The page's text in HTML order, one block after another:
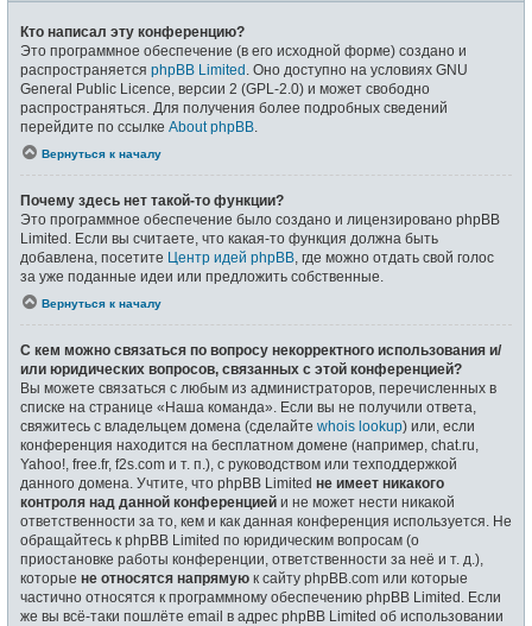
Кто написал эту конференцию?
Это программное обеспечение (в его исходной форме) создано и
распространяется phpBB Limited . Оно доступно на условиях GNU
General Public Licence, версии 2 (GPL-2.0) и может свободно
распространяться. Для получения более подробных сведений
перейдите по ссылке About phpBB
Вернуться к началу
Почему здесь нет такой-то функции?
Это программное обеспечение было создано и лицензировано phpBB
Limited. Если вы считаете, что какая-то функция должна быть
добавлена, посетите Центр идей phpBB , где можно отдать свой голос
за уже поданные идеи или предложить собственные.
Вернуться к началу
С кем можно связаться по вопросу некорректного использования и/
или юридических вопросов, связанных с этой конференцией?
Вы можете связаться с любым из администраторов, перечисленных в
списке на странице «Наша команда». Если вы не получили ответа,
свяжитесь с владельцем домена (сделайте whois lookup) или, если
конференция находится на бесплатном домене (например, chat.ru,
Yahoo!, free.fr, f2s.com и т. п.), с руководством или техподдержкой
данного домена. Учтите, что phpBB Limited не имеет никакого
контроля над данной конференцией и не может нести никакой
ответственности за то, кем и как данная конференция используется. Не
обращайтесь к phpBB Limited по юридическим вопросам (о
приостановке работы конференции, ответственности за неё и т. д.),
которые не относятся напрямую к сайту phpBB.com или которые
частично относятся к программному обеспечению phpBB Limited. Если
же вы всё-таки пошлёте email в адрес phpBB Limited об использовании